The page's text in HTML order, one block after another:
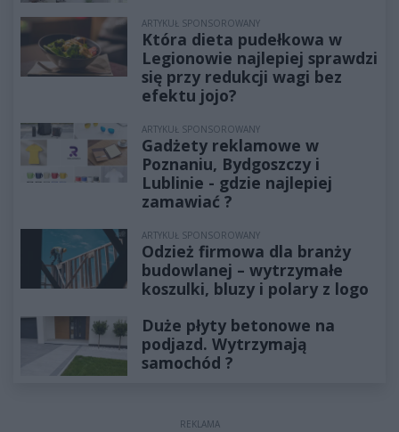
ARTYKUŁ SPONSOROWANY
Która dieta pudełkowa w
Legionowie najlepiej sprawdzi
się przy redukcji wagi bez
efektu jojo?
ARTYKUŁ SPONSOROWANY
Gadżety reklamowe w
Poznaniu, Bydgoszczy i
Lublinie - gdzie najlepiej
zamawiać ?
ARTYKUŁ SPONSOROWANY
Odzież firmowa dla branży
budowlanej – wytrzymałe
koszulki, bluzy i polary z logo
Duże płyty betonowe na
podjazd. Wytrzymają
samochód ?
REKLAMA